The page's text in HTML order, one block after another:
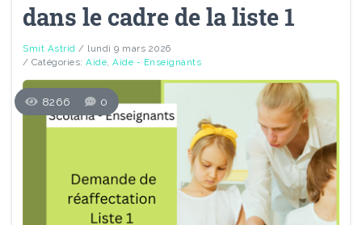
dans le cadre de la liste 1
Smit Astrid / lundi 9 mars 2026
/ Catégories: Aide, Aide - Enseignants
8266 0